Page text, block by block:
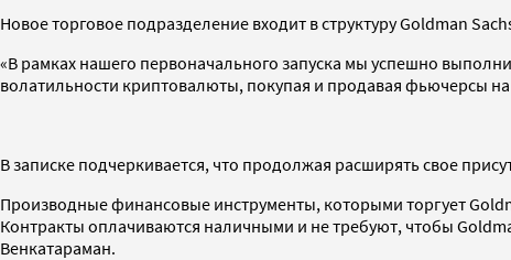
Новое торговое подразделение входит в структуру Goldman
«В рамках нашего первоначального запуска мы успешно
волатильности криптовалюты, покупая и продавая фьючерсы
В записке подчеркивается, что продолжая расширять свое
Производные финансовые инструменты, которыми торгует
Контракты оплачиваются наличными и не требуют, чтобы
Венкатараман.